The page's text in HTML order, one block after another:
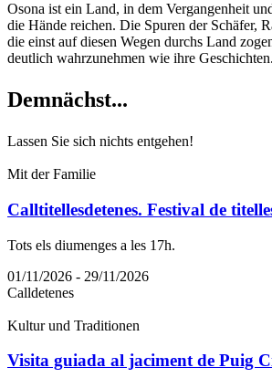
Osona ist ein Land, in dem Vergangenheit
die Hände reichen. Die Spuren der Schäfer,
die einst auf diesen Wegen durchs Land
deutlich wahrzunehmen wie ihre Geschichten.
Demnächst...
Lassen Sie sich nichts entgehen!
Mit der Familie
Calltitellesdetenes. Festival de
Tots els diumenges a les 17h.
01/11/2026 - 29/11/2026
Calldetenes
Kultur und Traditionen
Visita guiada al jaciment de Puig